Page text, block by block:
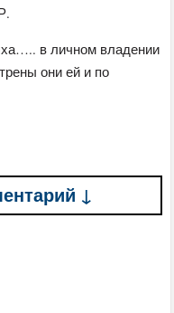
в личном владении
они ей и по
↓